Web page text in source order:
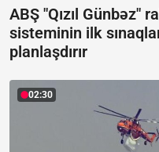
ABŞ "Qızıl Günbəz"
sisteminin ilk
planlaşdırır
02:30